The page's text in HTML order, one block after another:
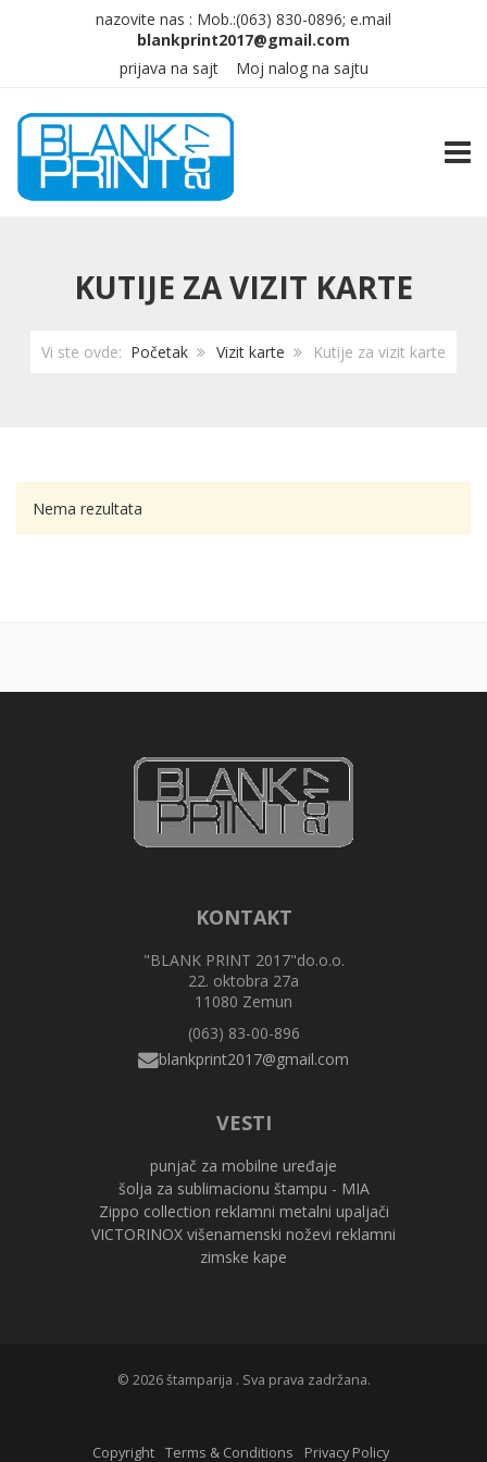
nazovite nas : Mob.:(063) 830-0896; e.mail
prijava na sajt Moj nalog na sajtu
KUTIJE ZA VIZIT KARTE
Vi ste ovde: Početak Vizit karte Kutije za vizit karte
Nema rezultata
KONTAKT
"BLANK PRINT 2017"do.o.o.
22. oktobra 27a
11080 Zemun
(063) 83-00-896
VESTI
punjač za mobilne uređaje
šolja za sublimacionu štampu - MIA
Zippo collection reklamni metalni upaljači
VICTORINOX višenamenski noževi reklamni
zimske kape
© 2026 štamparija . Sva prava zadržana.
Copyright Terms & Conditions Privacy Policy